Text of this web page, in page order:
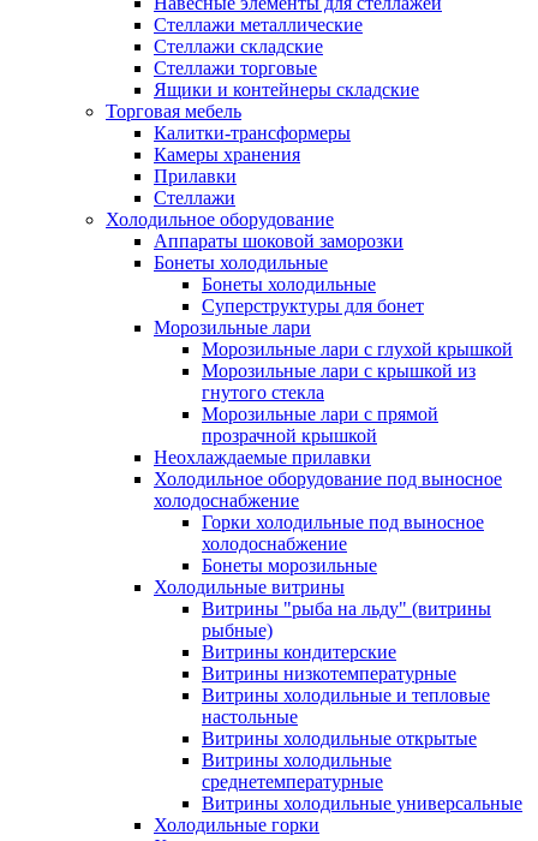
Стеллажи металлические
Стеллажи складские
Стеллажи торговые
Ящики и контейнеры складские
Торговая мебель
Калитки-трансформеры
Камеры хранения
Прилавки
Стеллажи
Холодильное оборудование
Аппараты шоковой заморозки
Бонеты холодильные
Бонеты холодильные
Суперструктуры для бонет
Морозильные лари
Морозильные лари с глухой крышкой
Морозильные лари с крышкой из
гнутого стекла
Морозильные лари с прямой
прозрачной крышкой
Неохлаждаемые прилавки
Холодильное оборудование под выносное
холодоснабжение
Горки холодильные под выносное
холодоснабжение
Бонеты морозильные
Холодильные витрины
Витрины "рыба на льду" (витрины
рыбные)
Витрины кондитерские
Витрины низкотемпературные
Витрины холодильные и тепловые
настольные
Витрины холодильные открытые
Витрины холодильные
среднетемпературные
Витрины холодильные универсальные
Холодильные горки